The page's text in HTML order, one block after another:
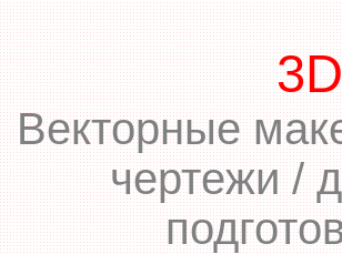
Векторные
чертежи /